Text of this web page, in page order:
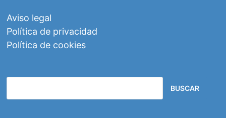
Aviso legal
Política de privacidad
Política de cookies
BUSCAR